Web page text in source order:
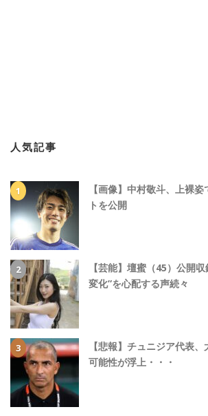
人気記事
【画像】中村敬斗、上裸
トを公開
【芸能】壇蜜（45）公開
変化”を心配する声続々
【悲報】チュニジア代表
可能性が浮上・・・